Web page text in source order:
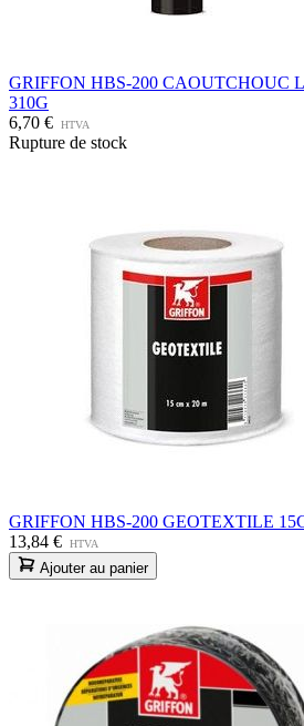
GRIFFON HBS-200 CAOUTCHOUC
310G
6,70 €
HTVA
Rupture de stock
GRIFFON HBS-200 GEOTEXTILE
13,84 €
HTVA
Ajouter au panier